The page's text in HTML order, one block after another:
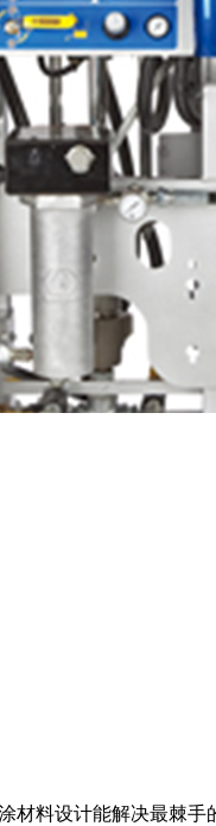
材料设计能解决最棘手